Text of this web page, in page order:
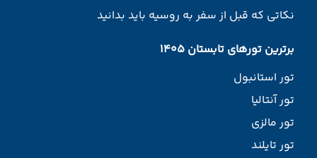
نکاتی که قبل از سفر به روسیه باید بدانید
برترین تورهای تابستان 1405
تور استانبول
تور آنتالیا
تور مالزی
تور تایلند